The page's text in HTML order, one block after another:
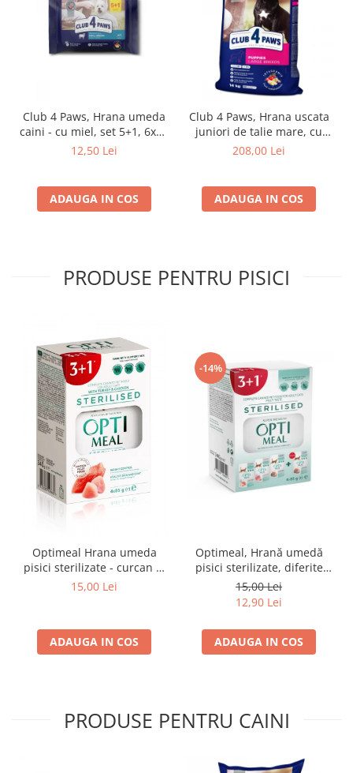
Club 4 Paws, Hrana umeda
caini - cu miel, set 5+1, 6x80
g
12,50 Lei
ADAUGA IN COS
Club 4 Paws, Hrana uscata
juniori de talie mare, cu
pui, 14kg
208,00 Lei
ADAUGA IN COS
PRODUSE PENTRU PISICI
Optimeal Hrana umeda
pisici sterilizate - curcan si
pui in sos, set 3+1,
15,00 Lei
ADAUGA IN COS
-14%
Optimeal, Hrană umedă
pisici sterilizate, diferite
arome, (3+1), 0.34kg
15,00 Lei
12,90 Lei
ADAUGA IN COS
PRODUSE PENTRU CAINI